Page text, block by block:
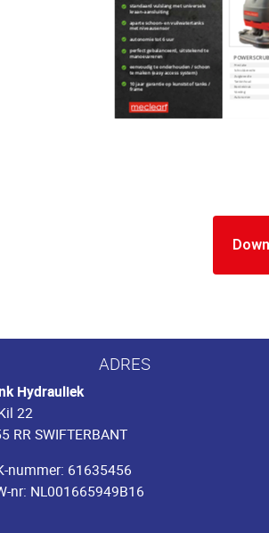
ADRES
Hydrauliek
22
RR SWIFTERBANT
nummer: 61635456
nr: NL001665949B16